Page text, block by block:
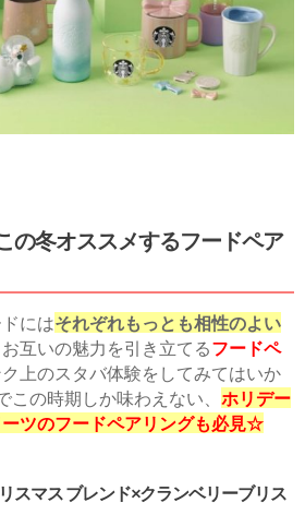
の冬オススメするフードペア
にはそれぞれもっとも相性のよい
互いの魅力を引き立てるフードペ
上のスタバ体験をしてみてはいか
この時期しか味わえない、 ホリデー
ツのフードペアリングも必見☆
マス ブレンド×クランベリーブリス